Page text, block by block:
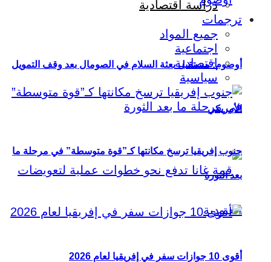
أوصوم: مستقبل بعثة السلام في الصومال بعد وقف التمويل
الأمريكي
دراسة اقتصادية
ترجمات
جميع المواد
اجتماعية
اقتصادية
سياسية
جنوب إفريقيا ترسخ مكانتها كـ”قوة متوسطة” في مرحلة ما
بعد الثورة
أقوى 10 جوازات سفر في إفريقيا لعام 2026